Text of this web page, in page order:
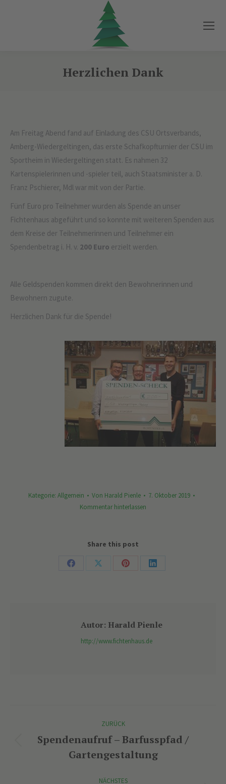
Herzlichen Dank
Am Freitag Abend fand auf Einladung des CSU Ortsverbands,
Amberg-Wiedergeltingen, das erste Schafkopfturnier der CSU im
Sportheim in Wiedergeltingen statt. Es nahmen 32
Kartenspielerinnen und -spieler teil, auch Staatsminister a. D.
Franz Pschierer, Mdl war mit von der Partie.
Fünf Euro pro Teilnehmer wurden als Spende an unser
Fichtenhaus abgeführt und so konnte mit weiteren Spenden aus
dem Kreise der Teilnehmerinnen und Teilnehmer ein
Spendenbetrag i. H. v. 200 Euro erzielt werden.
Alle Geldspenden kommen direkt den Bewohnerinnen und
Bewohnern zugute.
Herzlichen Dank für die Spende!
Kategorie: Allgemein Von Harald Pienle
7. Oktober 2019
Kommentar hinterlassen
Share this post
Share
Share
Share
Share
Autor: Harald Pienle
http://www.fichtenhaus.de
Kommentarnavigation
ZURÜCK
Vorheriger
Beitrag:
Spendenaufruf – Barfusspfad /
Gartengestaltung
NÄCHSTES